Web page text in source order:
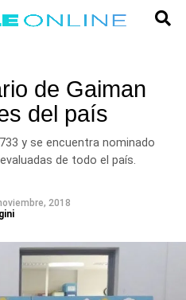
de Gaiman
del país
y se encuentra nominado
de todo el país.
2018